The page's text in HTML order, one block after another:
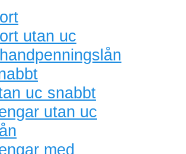
utan uc
handpenningslån
uc snabbt
utan uc
med